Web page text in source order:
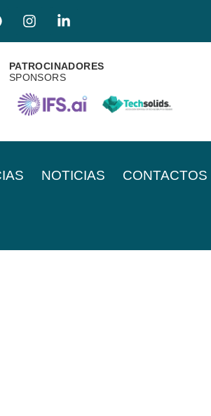
PATROCINADORES
SPONSORS
NOTICIAS CONTACTOS